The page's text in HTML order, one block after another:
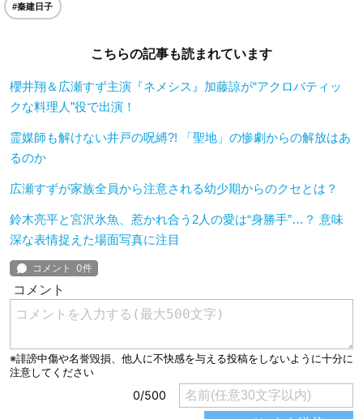
#秦建日子
こちらの記事も読まれています
櫻井翔＆広瀬すず主演『ネメシス』加藤諒が“アクロバティッ
クな料理人”役で出演！
霊媒師も解けない井戸の呪縛?! 「聖地」の惨劇からの解放はあ
るのか
広瀬すずが家族全員から注意される幼少期からのクセとは？
鈴木亮平と宮沢氷魚、惹かれ合う2人の愛は“身勝手”…？ 意味
深な表情捉えた場面写真に注目